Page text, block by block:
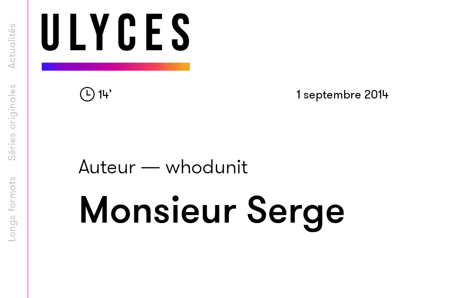
Longs formats
Séries originales
Actualités
14’ 1 septembre 2014
Auteur — whodunit
Monsieur Serge